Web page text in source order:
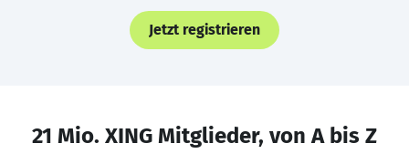
Jetzt registrieren
21 Mio. XING Mitglieder, von A bis Z